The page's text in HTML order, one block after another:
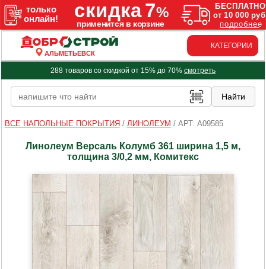
АЛЬМЕТЬЕВСК
КАТЕГОРИИ
288 товаров со скидкой от 15% до 70% смотреть
ВСЕ НАПОЛЬНЫЕ ПОКРЫТИЯ / ЛИНОЛЕУМ / АРТ. A09585
Линолеум Версаль Колумб 361 ширина 1,5 м,
толщина 3/0,2 мм, Комитекс